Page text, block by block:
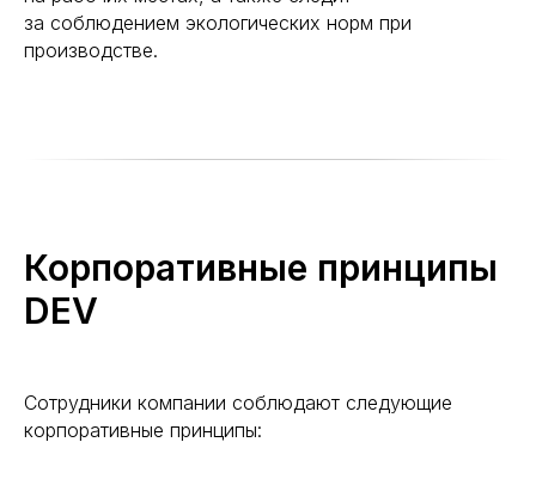
за соблюдением экологических норм при
производстве.
Корпоративные принципы
DEV
Сотрудники компании соблюдают следующие
корпоративные принципы: